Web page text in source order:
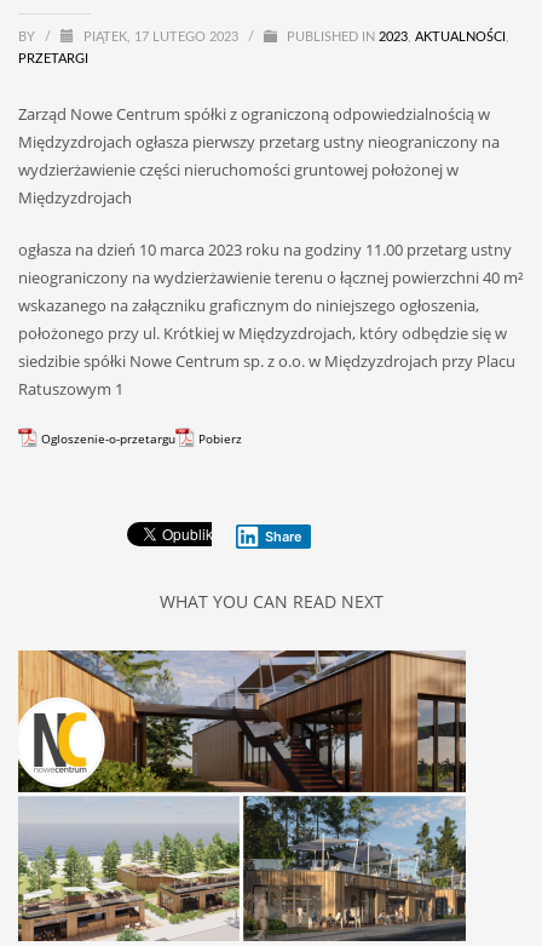
BY / PIĄTEK, 17 LUTEGO 2023 / PUBLISHED IN 2023 AKTUALNOŚCI
PRZETARGI
Zarząd Nowe Centrum spółki z ograniczoną odpowiedzialnością w
Międzyzdrojach ogłasza pierwszy przetarg ustny nieograniczony na
wydzierżawienie części nieruchomości gruntowej położonej w
Międzyzdrojach
ogłasza na dzień 10 marca 2023 roku na godziny 11.00 przetarg ustny
nieograniczony na wydzierżawienie terenu o łącznej powierzchni 40 m²
wskazanego na załączniku graficznym do niniejszego ogłoszenia,
położonego przy ul. Krótkiej w Międzyzdrojach, który odbędzie się w
siedzibie spółki Nowe Centrum sp. z o.o. w Międzyzdrojach przy Placu
Ratuszowym 1
Ogloszenie-o-przetargu Pobierz
Share
WHAT YOU CAN READ NEXT